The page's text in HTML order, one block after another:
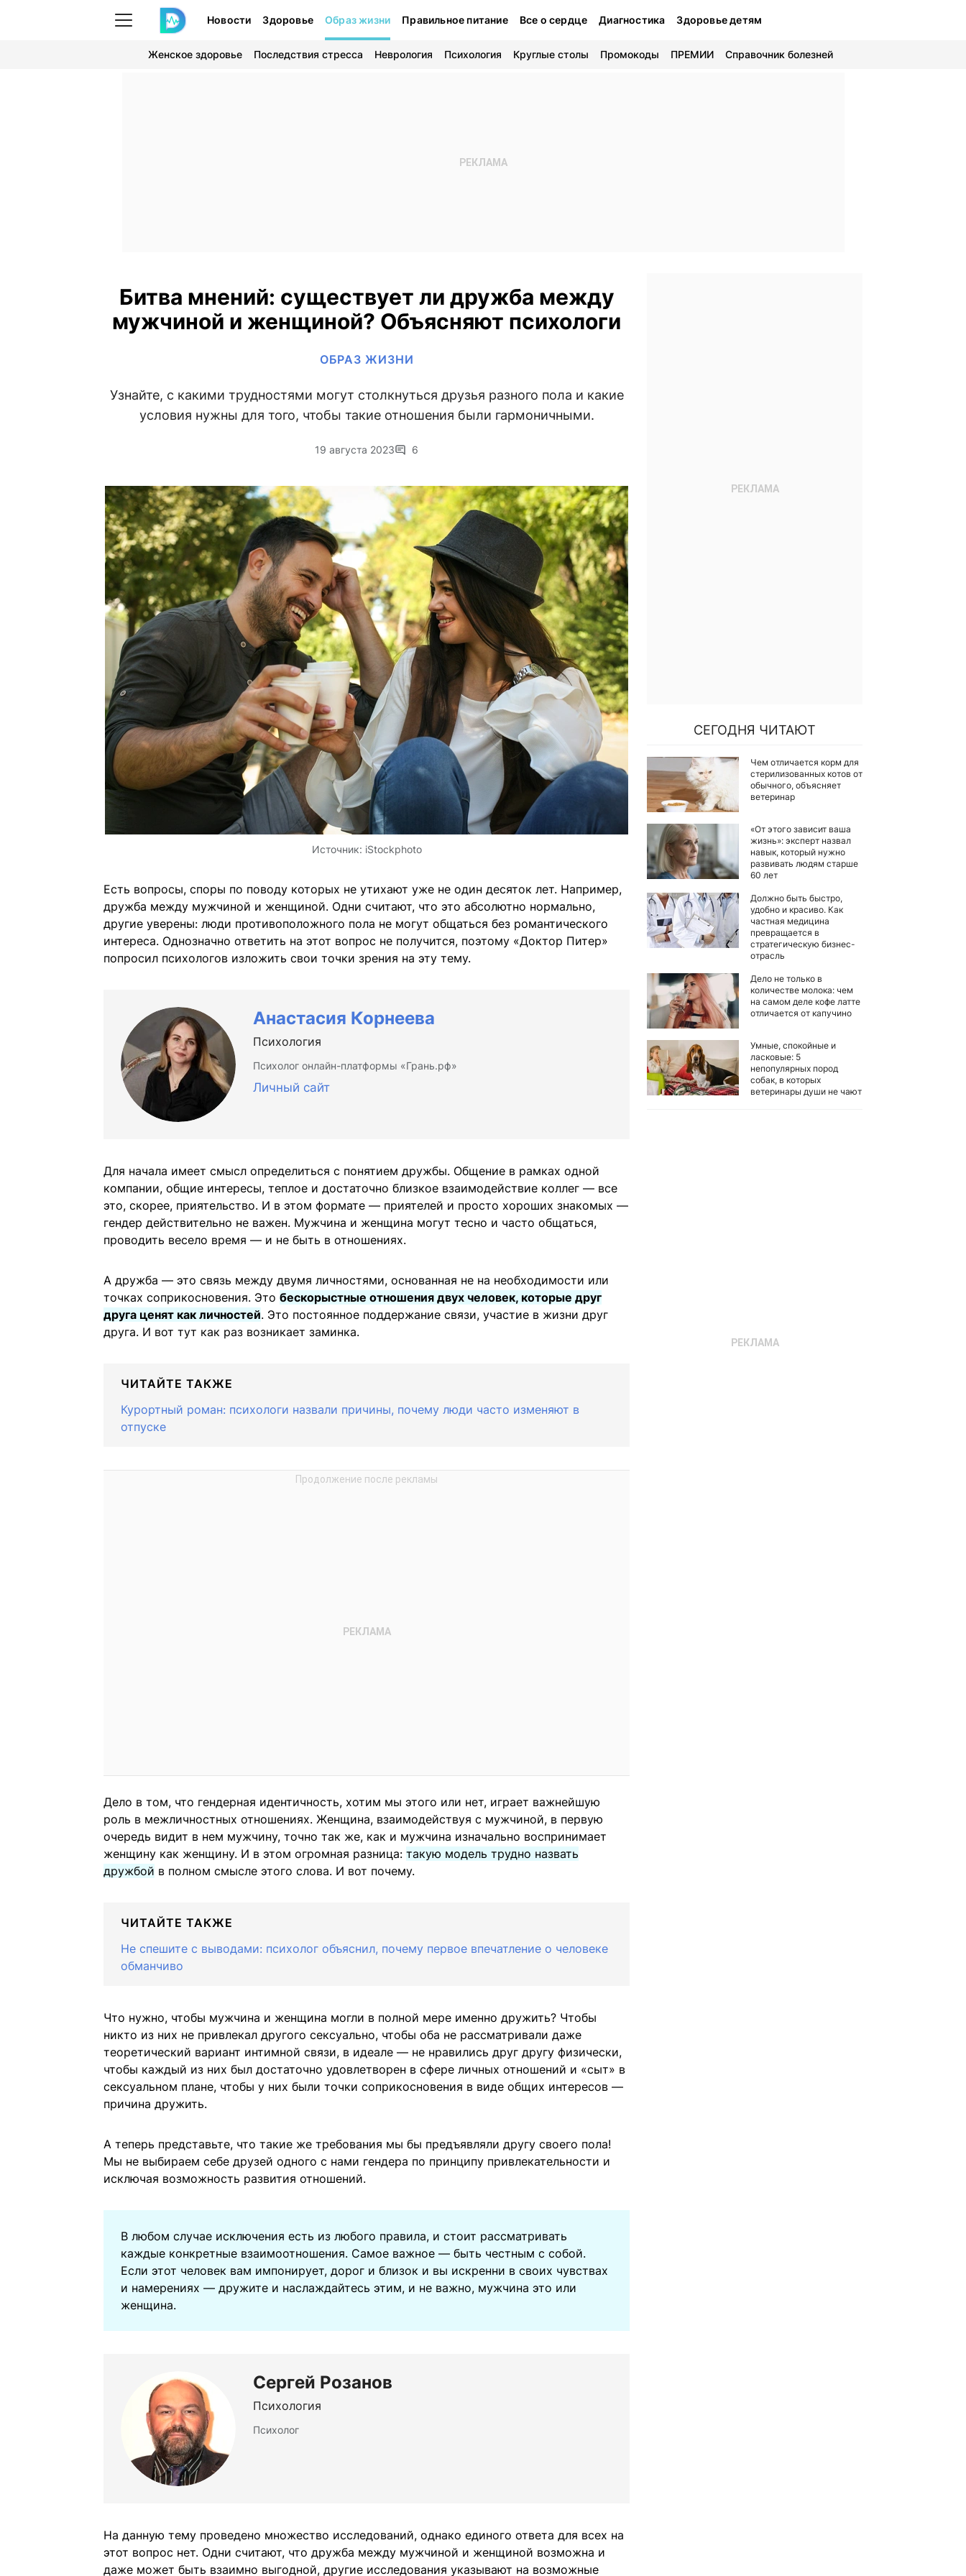
Новости Здоровье Образ жизни Правильное питание Все о сердце Диагностика Здоровье детям
Женское здоровье Последствия стресса Неврология Психология Круглые столы Промокоды ПРЕМИИ Справочник болезней
Битва мнений: существует ли дружба между
мужчиной и женщиной? Объясняют психологи
ОБРАЗ ЖИЗНИ
Узнайте, с какими трудностями могут столкнуться друзья разного пола и какие
условия нужны для того, чтобы такие отношения были гармоничными.
19 августа 2023 6
Источник: iStockphoto
Есть вопросы, споры по поводу которых не утихают уже не один десяток лет. Например,
дружба между мужчиной и женщиной. Одни считают, что это абсолютно нормально,
другие уверены: люди противоположного пола не могут общаться без романтического
интереса. Однозначно ответить на этот вопрос не получится, поэтому «Доктор Питер»
попросил психологов изложить свои точки зрения на эту тему.
Анастасия Корнеева
Психология
Психолог онлайн-платформы «Грань.рф»
Личный сайт
Для начала имеет смысл определиться с понятием дружбы. Общение в рамках одной
компании, общие интересы, теплое и достаточно близкое взаимодействие коллег — все
это, скорее, приятельство. И в этом формате — приятелей и просто хороших знакомых —
гендер действительно не важен. Мужчина и женщина могут тесно и часто общаться,
проводить весело время — и не быть в отношениях.
А дружба — это связь между двумя личностями, основанная не на необходимости или
точках соприкосновения. Это бескорыстные отношения двух человек, которые друг
друга ценят как личностей. Это постоянное поддержание связи, участие в жизни друг
друга. И вот тут как раз возникает заминка.
ЧИТАЙТЕ ТАКЖЕ
Курортный роман: психологи назвали причины, почему люди часто изменяют в
отпуске
Дело в том, что гендерная идентичность, хотим мы этого или нет, играет важнейшую
роль в межличностных отношениях. Женщина, взаимодействуя с мужчиной, в первую
очередь видит в нем мужчину, точно так же, как и мужчина изначально воспринимает
женщину как женщину. И в этом огромная разница: такую модель трудно назвать
дружбой в полном смысле этого слова. И вот почему.
ЧИТАЙТЕ ТАКЖЕ
Не спешите с выводами: психолог объяснил, почему первое впечатление о человеке
обманчиво
Что нужно, чтобы мужчина и женщина могли в полной мере именно дружить? Чтобы
никто из них не привлекал другого сексуально, чтобы оба не рассматривали даже
теоретический вариант интимной связи, в идеале — не нравились друг другу физически,
чтобы каждый из них был достаточно удовлетворен в сфере личных отношений и «сыт» в
сексуальном плане, чтобы у них были точки соприкосновения в виде общих интересов —
причина дружить.
А теперь представьте, что такие же требования мы бы предъявляли другу своего пола!
Мы не выбираем себе друзей одного с нами гендера по принципу привлекательности и
исключая возможность развития отношений.
В любом случае исключения есть из любого правила, и стоит рассматривать
каждые конкретные взаимоотношения. Самое важное — быть честным с собой.
Если этот человек вам импонирует, дорог и близок и вы искренни в своих чувствах
и намерениях — дружите и наслаждайтесь этим, и не важно, мужчина это или
женщина.
Сергей Розанов
Психология
Психолог
На данную тему проведено множество исследований, однако единого ответа для всех на
этот вопрос нет. Одни считают, что дружба между мужчиной и женщиной возможна и
даже может быть взаимно выгодной, другие исследования указывают на возможные
СЕГОДНЯ ЧИТАЮТ
Чем отличается корм для
стерилизованных котов от
обычного, объясняет
ветеринар
«От этого зависит ваша
жизнь»: эксперт назвал
навык, который нужно
развивать людям старше
60 лет
Должно быть быстро,
удобно и красиво. Как
частная медицина
превращается в
стратегическую бизнес-
отрасль
Дело не только в
количестве молока: чем
на самом деле кофе латте
отличается от капучино
Умные, спокойные и
ласковые: 5
непопулярных пород
собак, в которых
ветеринары души не чают